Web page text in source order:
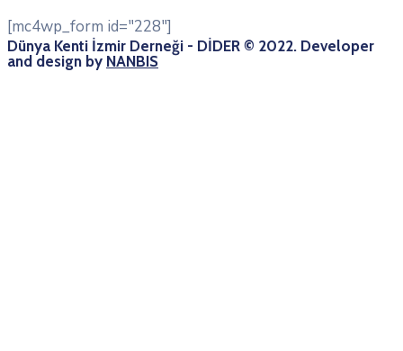
[mc4wp_form id="228"]
Dünya Kenti İzmir Derneği - DİDER © 2022. Developer
and design by NANBIS